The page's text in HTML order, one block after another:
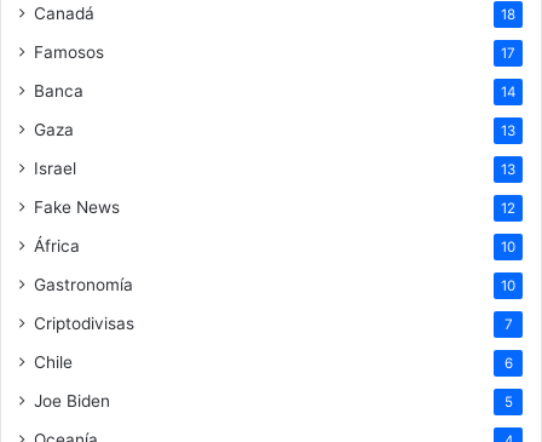
Canadá 18
Famosos 17
Banca 14
Gaza 13
Israel 13
Fake News 12
África 10
Gastronomía 10
Criptodivisas 7
Chile 6
Joe Biden 5